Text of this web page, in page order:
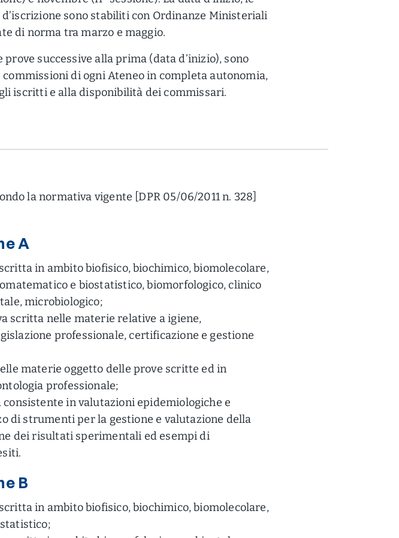
sono stabiliti con Ordinanze Ministeriali
di norma tra marzo e maggio.
successive alla prima (data d’inizio), sono
di ogni Ateneo in completa autonomia,
iscritti e alla disponibilità dei commissari.
la normativa vigente [DPR 05/06/2011 n. 328]
A
in ambito biofisico, biochimico, biomolecolare,
e biostatistico, biomorfologico, clinico
microbiologico;
scritta nelle materie relative a igiene,
professionale, certificazione e gestione
materie oggetto delle prove scritte ed in
professionale;
in valutazioni epidemiologiche e
di strumenti per la gestione e valutazione della
dei risultati sperimentali ed esempi di
B
in ambito biofisico, biochimico, biomolecolare,